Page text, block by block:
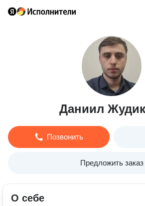
Даниил
Позвонить
Предложить заказ
О себе